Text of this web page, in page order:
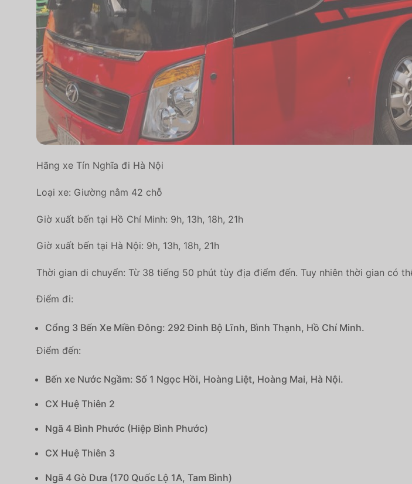
Hãng xe Tín Nghĩa đi Hà Nội
Loại xe: Giường nằm 42 chỗ
Giờ xuất bến tại Hồ Chí Minh: 9h, 13h, 18h, 21h
Giờ xuất bến tại Hà Nội: 9h, 13h, 18h, 21h
Thời gian di chuyển: Từ 38 tiếng 50 phút tùy địa điểm đến. Tuy nhiên thời gian có
Điểm đi:
Cổng 3 Bến Xe Miền Đông: 292 Đinh Bộ Lĩnh, Bình Thạnh, Hồ Chí Minh.
Điểm đến:
Bến xe Nước Ngầm: Số 1 Ngọc Hồi, Hoàng Liệt, Hoàng Mai, Hà Nội.
CX Huệ Thiên 2
Ngã 4 Bình Phước (Hiệp Bình Phước)
CX Huệ Thiên 3
Ngã 4 Gò Dưa (170 Quốc Lộ 1A, Tam Bình)